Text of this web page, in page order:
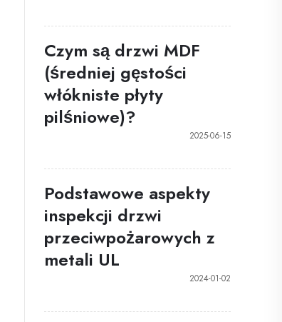
Czym są drzwi MDF
(średniej gęstości
włókniste płyty
pilśniowe)?
2025-06-15
Podstawowe aspekty
inspekcji drzwi
przeciwpożarowych z
metali UL
2024-01-02